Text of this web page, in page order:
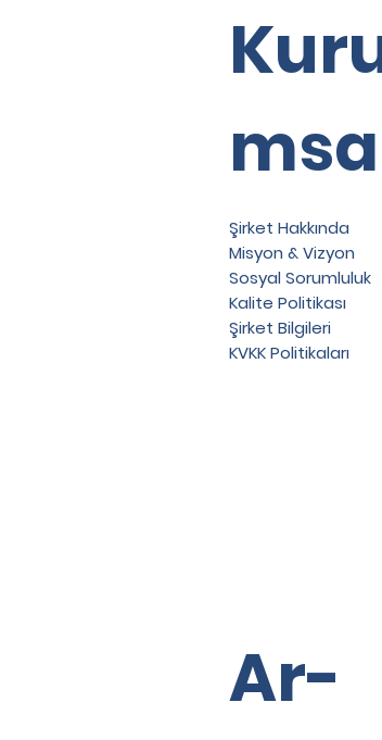
Şirket Hakkında
Misyon & Vizyon
Sosyal Sorumluluk
Kalite Politikası
Şirket Bilgileri
KVKK Politikaları
Ar-